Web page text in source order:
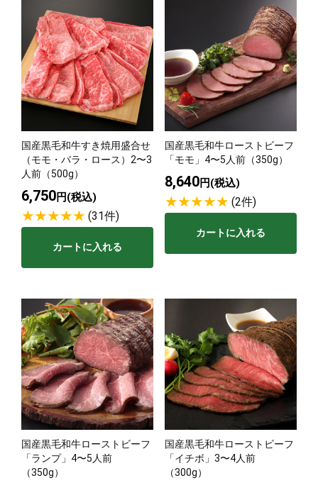
国産黒毛和牛すき焼用盛合せ
（モモ・バラ・ロース）2〜3
人前（500g）
6,750円(税込)
(31件)
カートに入れる
国産黒毛和牛ローストビーフ
「モモ」4〜5人前（350g）
8,640円(税込)
(2件)
カートに入れる
国産黒毛和牛ローストビーフ
「ランプ」4〜5人前
（350g）
国産黒毛和牛ローストビーフ
「イチボ」3〜4人前
（300g）